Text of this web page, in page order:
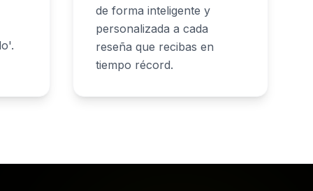
de forma inteligente y
personalizada a cada
reseña que recibas en
tiempo récord.